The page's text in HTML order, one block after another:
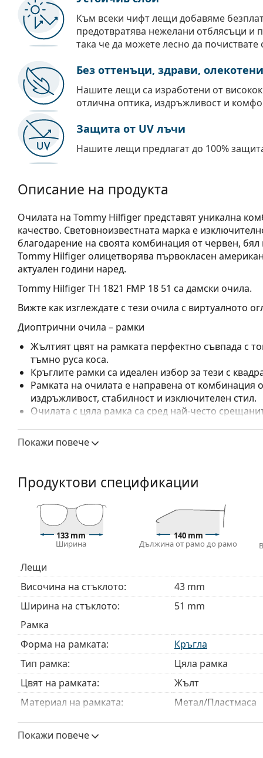
Към всеки чифт лещи добавяме
предотвратява нежелани отблясъци и
така че да можете лесно да почиствате
Без оттенъци, здрави, олекотени
Нашите лещи са изработени от
отлична оптика, издръжливост и
Защита от UV лъчи
Нашите лещи предлагат до 100%
Описание на продукта
Очилата на Tommy Hilfiger представят уникална
качество. Световноизвестната марка е
благодарение на своята комбинация от червен,
Tommy Hilfiger олицетворява първокласен
актуален години наред.
Tommy Hilfiger TH 1821 FMP 18 51 са дамски очила.
Вижте как изглеждате с тези очила с виртуалното
Диоптрични очила – рамки
Жълтият цвят на рамката перфектно съвпада с
тъмно руса коса.
Кръглите рамки са идеален избор за тези с
Рамката на очилата е направена от комбинация
издръжливост, стабилност и изключителен стил.
Очилата с цяла рамка са сред най-често
рамката напълно обгръща лещата и така
Аксесоари
Доставяме диоптричните очила в оригиналния
или торбичката и дизайнът могат да варират.
Кърпичката за почистване, доставяна с
модели могат да бъдат доставяни с торбичка от
, за да
ръководство за очила
Това е медицинско устройство. Прочетете
Покажи повече
Продуктови спецификации
133 mm
Ширина
140 mm
Дължина от рамо до рамо
Лещи
Височина на стъклото:
43 mm
Ширина на стъклото:
51 mm
Рамка
Форма на рамката:
Кръгла
Тип рамка:
Цяла рамка
Цвят на рамката:
Жълт
Материал на рамката:
Метал/Пластмаса
Размер:
M
Ширина:
Покажи повече